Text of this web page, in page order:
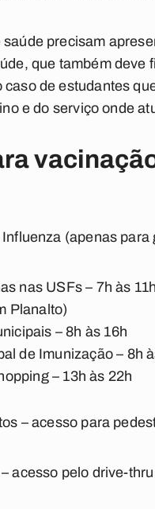
precisam
que também deve
de estudantes
e do serviço onde
(apenas para
nas USFs – 7h às
Planalto)
– 8h às 16h
de Imunização – 8h
– 13h às 22h
– acesso para
acesso pelo drive-thru